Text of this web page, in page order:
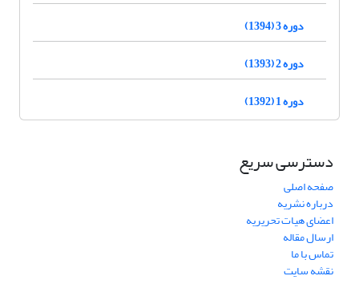
دوره 3 (1394)
دوره 2 (1393)
دوره 1 (1392)
دسترسی سریع
صفحه اصلی
درباره نشریه
اعضای هیات تحریریه
ارسال مقاله
تماس با ما
نقشه سایت